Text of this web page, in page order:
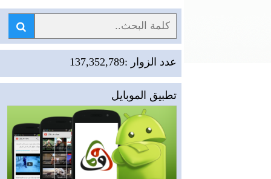
عدد الزوار :137,352,789
تطبيق الموبايل